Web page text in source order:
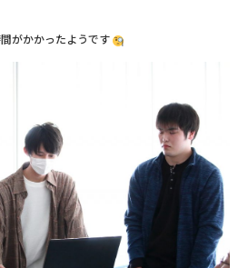
がかかったようです